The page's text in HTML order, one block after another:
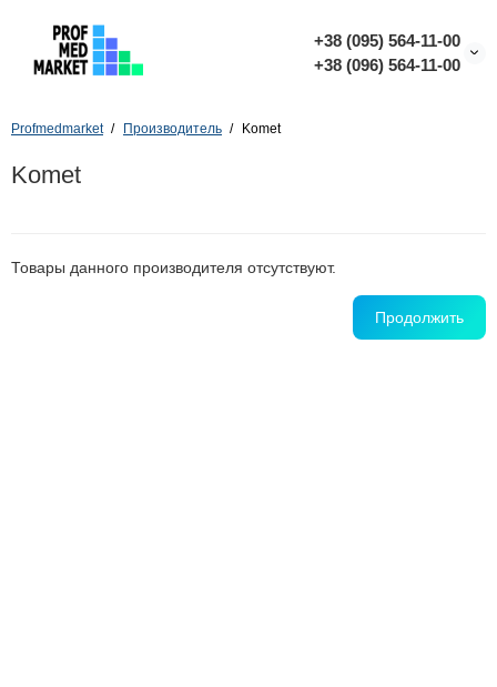
+38 (095) 564-11-00
+38 (096) 564-11-00
Profmedmarket Производитель Komet
Komet
Товары данного производителя отсутствуют.
Продолжить